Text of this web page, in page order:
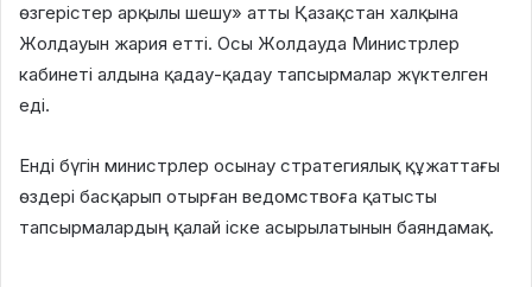
өзгерістер арқылы шешу» атты Қазақстан халқына
Жолдауын жария етті. Осы Жолдауда Министрлер
кабинеті алдына қадау-қадау тапсырмалар жүктелген
еді.
Енді бүгін министрлер осынау стратегиялық құжаттағы
өздері басқарып отырған ведомствоға қатысты
тапсырмалардың қалай іске асырылатынын баяндамақ.